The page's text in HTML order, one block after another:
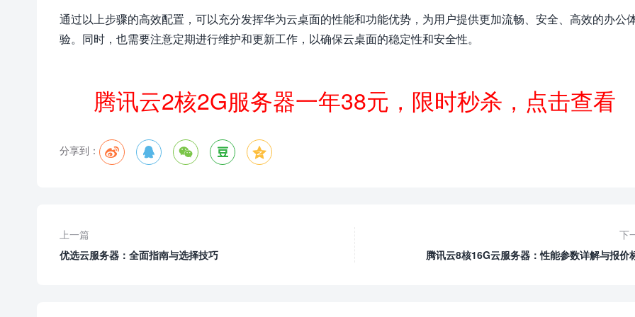
通过以上步骤的高效配置，可以充分发挥华为云桌面的性能和功能优势，为用户提供更加流畅、安全、高效的办公
验。同时，也需要注意定期进行维护和更新工作，以确保云桌面的稳定性和安全性。
腾讯云2核2G服务器一年38元，限时秒杀，点击查看
分享到：     
上一篇
优选云服务器：全面指南与选择技巧
下
腾讯云8核16G云服务器：性能参数详解与报价